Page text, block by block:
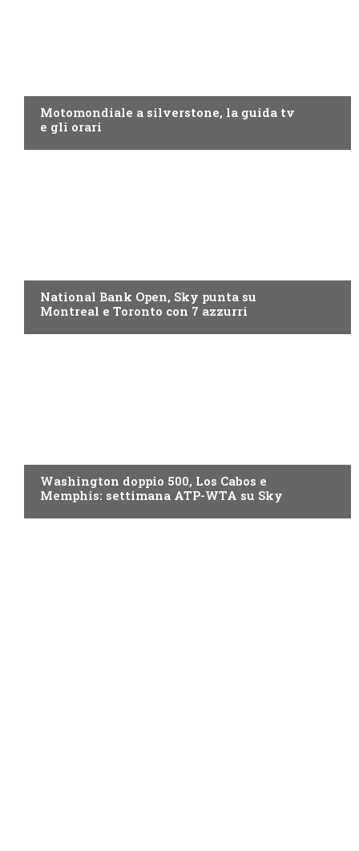
Motomondiale a silverstone, la guida tv
e gli orari
National Bank Open, Sky punta su
Montreal e Toronto con 7 azzurri
Washington doppio 500, Los Cabos e
Memphis: settimana ATP-WTA su Sky